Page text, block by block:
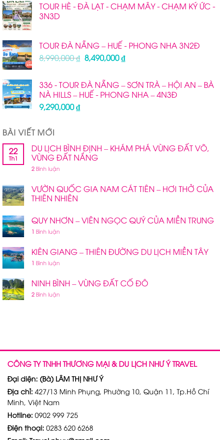
là:
tại
TOUR HÈ - ĐÀ LẠT - CHẠM MÂY - CHẠM KÝ ỨC -
3N3D
TOUR ĐÀ NẴNG – HUẾ - PHONG NHA 3N2Đ
8,990,000₫ Giá
8,990,000 ₫.
8,490,000₫Giá
là:
8,490,000 ₫.
336 - TOUR ĐÀ NẴNG – SƠN TRÀ – HỘI AN – BÀ
NÀ HILLS – HUẾ - PHONG NHA – 4N3Đ
9,290,000₫
BÀI VIẾT MỚI
22
Th1
DU LỊCH BÌNH ĐỊNH – KHÁM PHÁ VÙNG ĐẤT VÕ,
VÙNG ĐẤT NẮNG
2 Bình luận
VƯỜN QUỐC GIA NAM CÁT TIÊN – HƠI THỞ CỦA
THIÊN NHIÊN
QUY NHƠN – VIÊN NGỌC QUÝ CỦA MIỀN TRUNG
1 Bình luận
KIÊN GIANG – THIÊN ĐƯỜNG DU LỊCH MIỀN TÂY
1 Bình luận
NINH BÌNH – VÙNG ĐẤT CỐ ĐÔ
2 Bình luận
CÔNG TY TNHH THƯƠNG MẠI & DU LỊCH NHƯ Ý TRAVEL
Đại diện: (Bà) LÂM THỊ NHƯ Ý
Địa chỉ: 427/13 Minh Phụng, Phường 10, Quận 11, Tp.Hồ Chí
Minh, Việt Nam
Hotline: 0902 999 725
Điện thoại: 0283 620 6268